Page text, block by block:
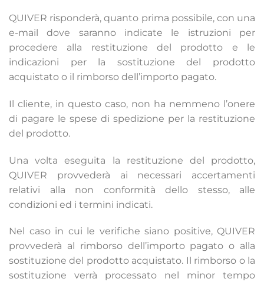
QUIVER risponderà, quanto prima possibile, con una
e-mail dove saranno indicate le istruzioni per
procedere alla restituzione del prodotto e le
indicazioni per la sostituzione del prodotto
acquistato o il rimborso dell’importo pagato.
Il cliente, in questo caso, non ha nemmeno l’onere
di pagare le spese di spedizione per la restituzione
del prodotto.
Una volta eseguita la restituzione del prodotto,
QUIVER provvederà ai necessari accertamenti
relativi alla non conformità dello stesso, alle
condizioni ed i termini indicati.
Nel caso in cui le verifiche siano positive, QUIVER
provvederà al rimborso dell’importo pagato o alla
sostituzione del prodotto acquistato. Il rimborso o la
sostituzione verrà processato nel minor tempo